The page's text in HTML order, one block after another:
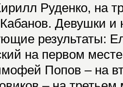
Руденко, на
Девушки
результаты:
на первом
Попов – на